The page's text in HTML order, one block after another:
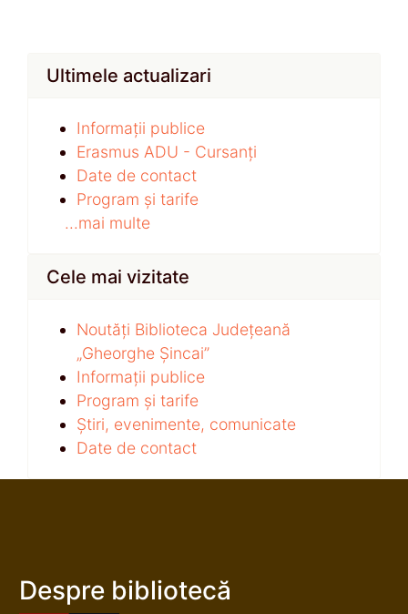
Ultimele actualizari
Informații publice
Erasmus ADU - Cursanți
Date de contact
Program și tarife
...mai multe
Cele mai vizitate
Noutăți Biblioteca Județeană
„Gheorghe Șincai”
Informații publice
Program și tarife
Știri, evenimente, comunicate
Date de contact
Despre bibliotecă